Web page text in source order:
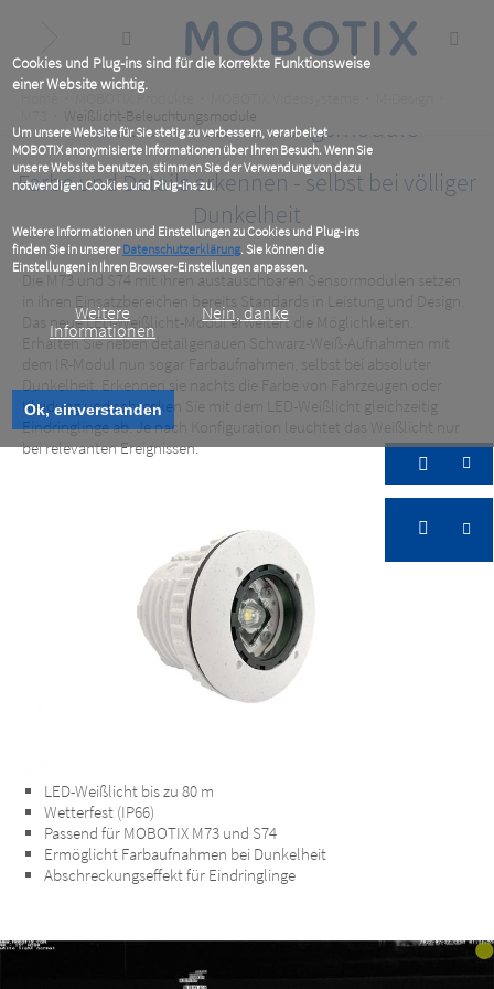
Cookies und Plug-ins sind für die korrekte Funktionsweise
einer Website wichtig.
Um unsere Website für Sie stetig zu verbessern, verarbeitet
MOBOTIX anonymisierte Informationen über Ihren Besuch. Wenn Sie
unsere Website benutzen, stimmen Sie der Verwendung von dazu
notwendigen Cookies und Plug-ins zu.
Weitere Informationen und Einstellungen zu Cookies und Plug-ins
finden Sie in unsererDatenschutzerklärung. Sie können die
Einstellungen in Ihren Browser-Einstellungen anpassen.
Weitere
Informationen
Nein, danke
Ok, einverstanden
content
BreadcrumbMOBOTIX Produkte
Weißlicht-Beleuchtungsmodule
Weißlicht-Beleuchtungsmodule
Farbe und Details erkennen - selbst bei völliger
Dunkelheit
Die M73 und S74 mit ihren austauschbaren Sensormodulen setzen
in ihren Einsatzbereichen bereits Standards in Leistung und Design.
Das neue LED-Weißlicht-Modul erweitert die Möglichkeiten.
Erhalten Sie neben detailgenauen Schwarz-Weiß-Aufnahmen mit
dem IR-Modul nun sogar Farbaufnahmen, selbst bei absoluter
Dunkelheit. Erkennen sie nachts die Farbe von Fahrzeugen oder
Kleidung und schrecken Sie mit dem LED-Weißlicht gleichzeitig
Eindringlinge ab. Je nach Konfiguration leuchtet das Weißlicht nur
bei relevanten Ereignissen.
LED-Weißlicht bis zu 80 m
Wetterfest (IP66)
Passend für MOBOTIX M73 und S74
Ermöglicht Farbaufnahmen bei Dunkelheit
Abschreckungseffekt für Eindringlinge